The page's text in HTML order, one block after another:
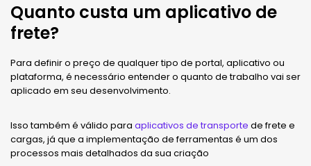
Quanto custa um aplicativo de
frete?
Para definir o preço de qualquer tipo de portal, aplicativo ou
plataforma, é necessário entender o quanto de trabalho vai ser
aplicado em seu desenvolvimento.
Isso também é válido para aplicativos de transporte de frete e
cargas, já que a implementação de ferramentas é um dos
processos mais detalhados da sua criação